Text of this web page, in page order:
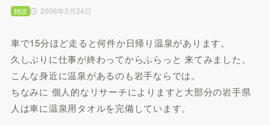
2008年3月24日
雑談
車で15分ほど走ると何件か日帰り温泉があります。
久しぶりに仕事が終わってからふらっと 来てみました。
こんな身近に温泉があるのも岩手ならでは。
ちなみに 個人的なリサーチによりますと大部分の岩手県
人は車に温泉用タオルを完備しています。